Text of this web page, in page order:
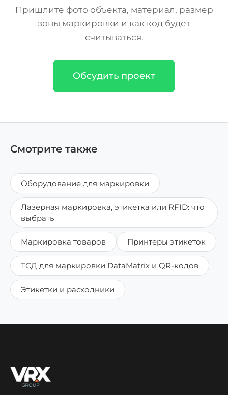
Пришлите фото объекта, материал, размер
зоны маркировки и как код будет
считываться.
Обсудить проект
Смотрите также
Оборудование для маркировки
Лазерная маркировка, этикетка или RFID: что
выбрать
Маркировка товаров Принтеры этикеток
ТСД для маркировки DataMatrix и QR-кодов
Этикетки и расходники